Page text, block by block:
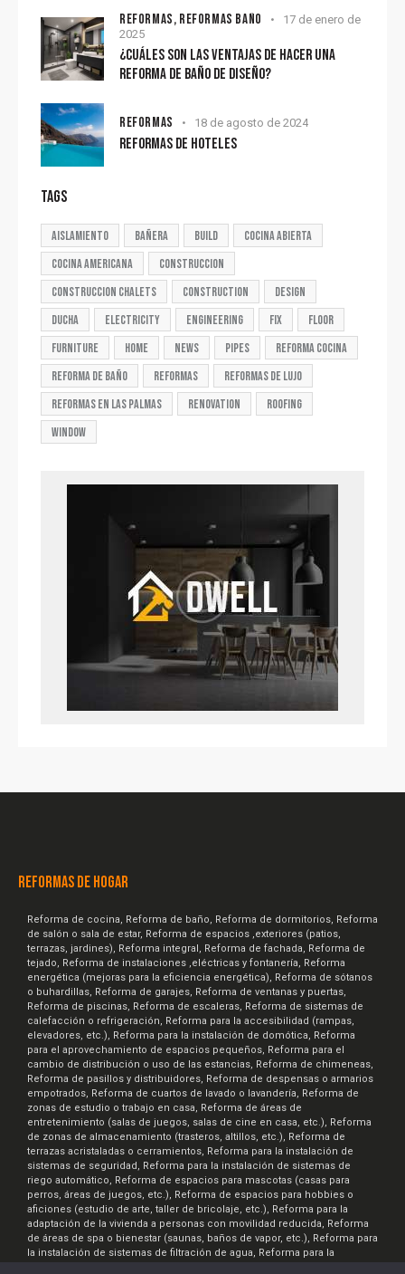
REFORMAS, REFORMAS BAÑO
17 de enero de
2025
¿CUÁLES SON LAS VENTAJAS DE HACER UNA
REFORMA DE BAÑO DE DISEÑO?
REFORMAS 18 de agosto de 2024
REFORMAS DE HOTELES
TAGS
aislamiento bañera build
cocina abierta
cocina americana
construccion
construccion chalets
construction
design
ducha
electricity engineering fix
floor
furniture
home news pipes
reforma cocina
reforma de baño
reformas
reformas de lujo
reformas en las palmas
renovation
roofing
window
REFORMAS DE HOGAR
Reforma de cocina, Reforma de baño, Reforma de dormitorios, Reforma
de salón o sala de estar, Reforma de espacios ,exteriores (patios,
terrazas, jardines), Reforma integral, Reforma de fachada, Reforma de
tejado, Reforma de instalaciones ,eléctricas y fontanería, Reforma
energética (mejoras para la eficiencia energética), Reforma de sótanos
o buhardillas, Reforma de garajes, Reforma de ventanas y puertas,
Reforma de piscinas, Reforma de escaleras, Reforma de sistemas de
calefacción o refrigeración, Reforma para la accesibilidad (rampas,
elevadores, etc.), Reforma para la instalación de domótica, Reforma
para el aprovechamiento de espacios pequeños, Reforma para el
cambio de distribución o uso de las estancias, Reforma de chimeneas,
Reforma de pasillos y distribuidores, Reforma de despensas o armarios
empotrados, Reforma de cuartos de lavado o lavandería, Reforma de
zonas de estudio o trabajo en casa, Reforma de áreas de
entretenimiento (salas de juegos, salas de cine en casa, etc.), Reforma
de zonas de almacenamiento (trasteros, altillos, etc.), Reforma de
terrazas acristaladas o cerramientos, Reforma para la instalación de
sistemas de seguridad, Reforma para la instalación de sistemas de
riego automático, Reforma de espacios para mascotas (casas para
perros, áreas de juegos, etc.), Reforma de espacios para hobbies o
aficiones (estudio de arte, taller de bricolaje, etc.), Reforma para la
adaptación de la vivienda a personas con movilidad reducida, Reforma
de áreas de spa o bienestar (saunas, baños de vapor, etc.), Reforma para
la instalación de sistemas de filtración de agua, Reforma para la